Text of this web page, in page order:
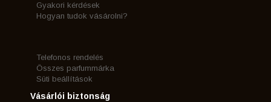
Gyakori kérdések
Hogyan tudok vásárolni?
Telefonos rendelés
Összes parfummárka
Süti beállítások
Vásárlói biztonság